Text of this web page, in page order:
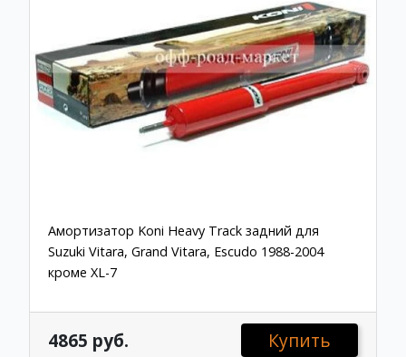
Амортизатор Koni Heavy Track задний для
Suzuki Vitara, Grand Vitara, Escudo 1988-2004
кроме XL-7
4865 руб. Купить